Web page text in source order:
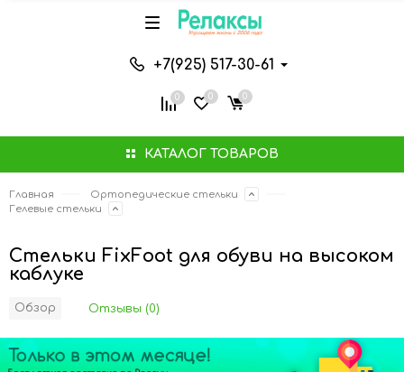
КАТАЛОГ ТОВАРОВ
+7(925) 517-30-61
0 0 0
Главная
Ортопедические cтельки
Гелевые стельки
Стельки FixFoot для обуви на высоком
каблуке
Обзор Отзывы (0)